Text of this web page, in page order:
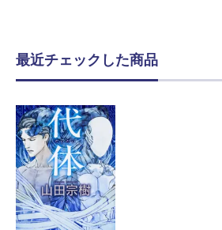
最近チェックした商品